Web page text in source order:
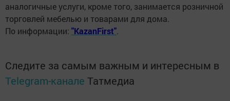
аналогичные услуги, кроме того, занимается розничной
торговлей мебелью и товарами для дома.
По информации: "KazanFirst".
Следите за самым важным и интересным в
Telegram-канале Татмедиа